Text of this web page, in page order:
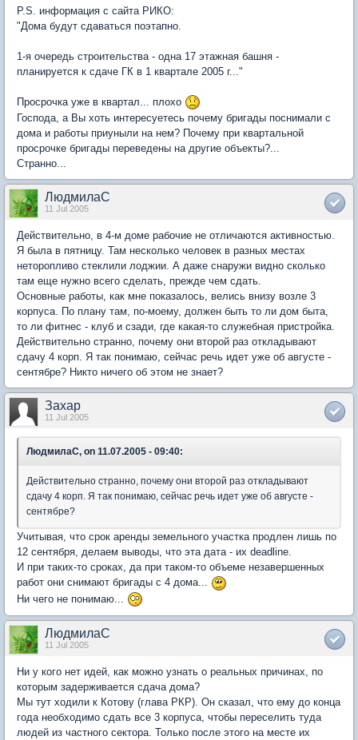
P.S. информация с сайта РИКО:
"Дома будут сдаваться поэтапно.
1-я очередь строительства - одна 17 этажная башня -
планируется к сдаче ГК в 1 квартале 2005 г..."
Просрочка уже в квартал... плохо
Господа, а Вы хоть интересуетесь почему бригады поснимали с
дома и работы приуныли на нем? Почему при квартальной
просрочке бригады переведены на другие объекты?...
Странно...
ЛюдмилаС
11 Jul 2005
Действительно, в 4-м доме рабочие не отличаются активностью.
Я была в пятницу. Там несколько человек в разных местах
неторопливо стеклили лоджии. А даже снаружи видно сколько
там еще нужно всего сделать, прежде чем сдать.
Основные работы, как мне показалось, велись внизу возле 3
корпуса. По плану там, по-моему, должен быть то ли дом быта,
то ли фитнес - клуб и сзади, где какая-то служебная пристройка.
Действительно странно, почему они второй раз откладывают
сдачу 4 корп. Я так понимаю, сейчас речь идет уже об августе -
сентябре? Никто ничего об этом не знает?
Захар
11 Jul 2005
ЛюдмилаС, on 11.07.2005 - 09:40:
Действительно странно, почему они второй раз откладывают
сдачу 4 корп. Я так понимаю, сейчас речь идет уже об августе -
сентябре?
Учитывая, что срок аренды земельного участка продлен лишь по
12 сентября, делаем выводы, что эта дата - их deadline.
И при таких-то сроках, да при таком-то объеме незавершенных
работ они снимают бригады с 4 дома...
Ни чего не понимаю...
ЛюдмилаС
11 Jul 2005
Ни у кого нет идей, как можно узнать о реальных причинах, по
которым задерживается сдача дома?
Мы тут ходили к Котову (глава РКР). Он сказал, что ему до конца
года необходимо сдать все 3 корпуса, чтобы переселить туда
людей из частного сектора. Только после этого на месте их